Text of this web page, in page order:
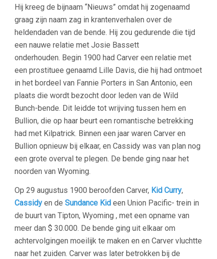
Hij kreeg de bijnaam “Nieuws” omdat hij zogenaamd
graag zijn naam zag in krantenverhalen over de
heldendaden van de bende. Hij zou gedurende die tijd
een nauwe relatie met Josie Bassett
onderhouden. Begin 1900 had Carver een relatie met
een prostituee genaamd Lille Davis, die hij had ontmoet
in het bordeel van Fannie Porters in San Antonio, een
plaats die wordt bezocht door leden van de Wild
Bunch-bende. Dit leidde tot wrijving tussen hem en
Bullion, die op haar beurt een romantische betrekking
had met Kilpatrick. Binnen een jaar waren Carver en
Bullion opnieuw bij elkaar, en Cassidy was van plan nog
een grote overval te plegen. De bende ging naar het
noorden van Wyoming.
Op 29 augustus 1900 beroofden Carver, Kid Curry,
Cassidy en de Sundance Kid een Union Pacific- trein in
de buurt van Tipton, Wyoming , met een opname van
meer dan $ 30.000. De bende ging uit elkaar om
achtervolgingen moeilijk te maken en en Carver vluchtte
naar het zuiden. Carver was later betrokken bij de